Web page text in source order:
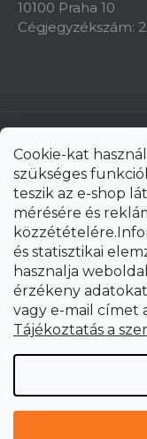
Cookie-kat
szükséges
teszik az e-shop
mérésére és
és statisztikai
hasznalja
érzékeny
vagy e-mail címet
Tájékoztatás a
10100 Praha 10
Cégjegyzékszám: